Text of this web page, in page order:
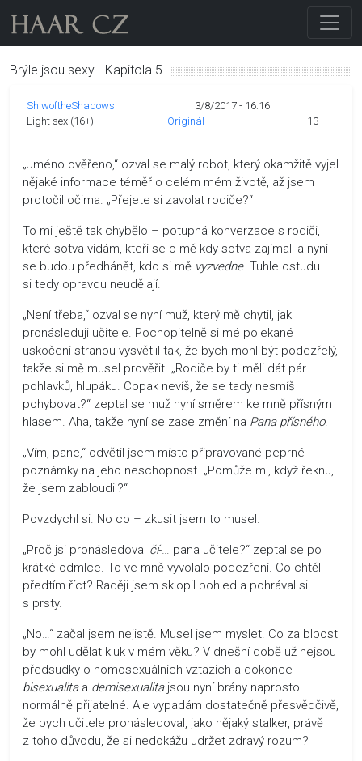
Brýle jsou sexy - Kapitola 5
ShiwoftheShadows
3/8/2017 - 16:16
Light sex (16+)
Originál 13
„Jméno ověřeno,“ ozval se malý robot, který okamžitě vyjel
nějaké informace téměř o celém mém životě, až jsem
protočil očima. „Přejete si zavolat rodiče?“
To mi ještě tak chybělo – potupná konverzace s rodiči,
které sotva vídám, kteří se o mě kdy sotva zajímali a nyní
se budou předhánět, kdo si mě vyzvedne. Tuhle ostudu
si tedy opravdu neudělají.
„Není třeba,“ ozval se nyní muž, který mě chytil, jak
pronásleduji učitele. Pochopitelně si mé polekané
uskočení stranou vysvětlil tak, že bych mohl být podezřelý,
takže si mě musel prověřit. „Rodiče by ti měli dát pár
pohlavků, hlupáku. Copak nevíš, že se tady nesmíš
pohybovat?“ zeptal se muž nyní směrem ke mně přísným
hlasem. Aha, takže nyní se zase změní na Pana přísného.
„Vím, pane,“ odvětil jsem místo připravované peprné
poznámky na jeho neschopnost. „Pomůže mi, když řeknu,
že jsem zabloudil?“
Povzdychl si. No co – zkusit jsem to musel.
„Proč jsi pronásledoval čí-… pana učitele?“ zeptal se po
krátké odmlce. To ve mně vyvolalo podezření. Co chtěl
předtím říct? Raději jsem sklopil pohled a pohrával si
s prsty.
„No…“ začal jsem nejistě. Musel jsem myslet. Co za blbost
by mohl udělat kluk v mém věku? V dnešní době už nejsou
předsudky o homosexuálních vztazích a dokonce
bisexualitaa demisexualitajsou nyní brány naprosto
normálně přijatelné. Ale vypadám dostatečně přesvědčivě,
že bych učitele pronásledoval, jako nějaký stalker, právě
z toho důvodu, že si nedokážu udržet zdravý rozum?